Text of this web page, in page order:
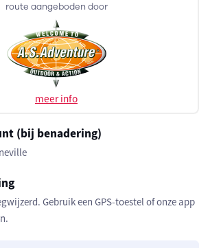
route aangeboden door
meer info
(bij benadering)
Gebruik een GPS-toestel of onze app